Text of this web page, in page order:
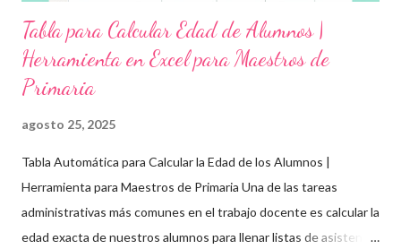
Tabla para Calcular Edad de Alumnos |
Herramienta en Excel para Maestros de
Primaria
agosto 25, 2025
Tabla Automática para Calcular la Edad de los Alumnos |
Herramienta para Maestros de Primaria Una de las tareas
administrativas más comunes en el trabajo docente es calcular la
edad exacta de nuestros alumnos para llenar listas de asistencia